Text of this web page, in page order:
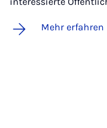
Mehr erfahren